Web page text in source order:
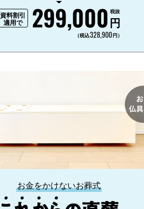
資料割引
適用で 299,000円
税抜
（税込328,900円）
お金をかけないお葬式